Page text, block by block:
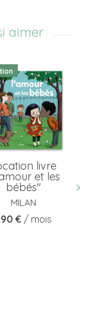
aimer
livre
et les
bébés"
MILAN
€ / mois